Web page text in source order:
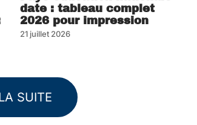
date : tableau complet
2026 pour impression
21 juillet 2026
SUITE